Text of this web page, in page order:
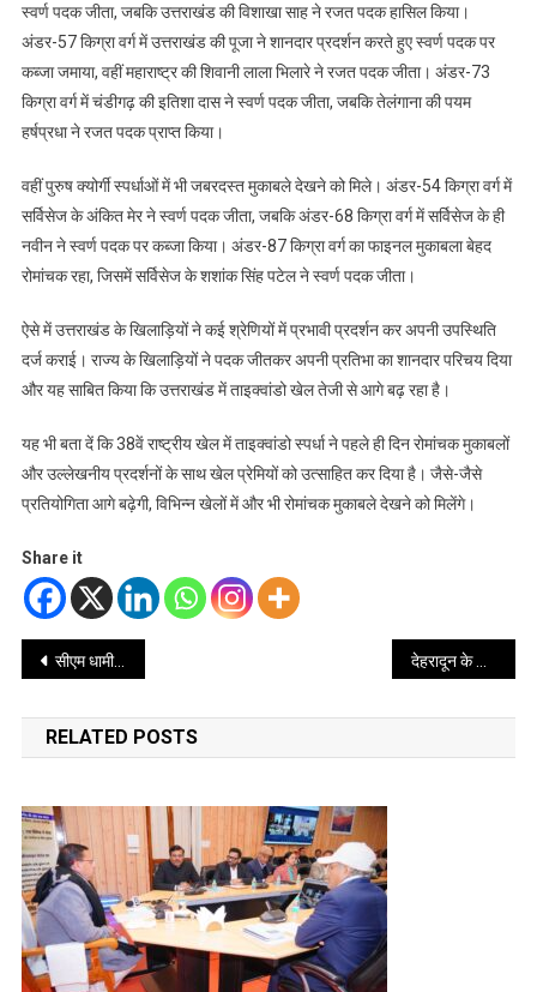
स्वर्ण पदक जीता, जबकि उत्तराखंड की विशाखा साह ने रजत पदक हासिल किया।
अंडर-57 किग्रा वर्ग में उत्तराखंड की पूजा ने शानदार प्रदर्शन करते हुए स्वर्ण पदक पर
कब्जा जमाया, वहीं महाराष्ट्र की शिवानी लाला भिलारे ने रजत पदक जीता। अंडर-73
किग्रा वर्ग में चंडीगढ़ की इतिशा दास ने स्वर्ण पदक जीता, जबकि तेलंगाना की पयम
हर्षप्रधा ने रजत पदक प्राप्त किया।
वहीं पुरुष क्योर्गी स्पर्धाओं में भी जबरदस्त मुकाबले देखने को मिले। अंडर-54 किग्रा वर्ग में
सर्विसेज के अंकित मेर ने स्वर्ण पदक जीता, जबकि अंडर-68 किग्रा वर्ग में सर्विसेज के ही
नवीन ने स्वर्ण पदक पर कब्जा किया। अंडर-87 किग्रा वर्ग का फाइनल मुकाबला बेहद
रोमांचक रहा, जिसमें सर्विसेज के शशांक सिंह पटेल ने स्वर्ण पदक जीता।
ऐसे में उत्तराखंड के खिलाड़ियों ने कई श्रेणियों में प्रभावी प्रदर्शन कर अपनी उपस्थिति
दर्ज कराई। राज्य के खिलाड़ियों ने पदक जीतकर अपनी प्रतिभा का शानदार परिचय दिया
और यह साबित किया कि उत्तराखंड में ताइक्वांडो खेल तेजी से आगे बढ़ रहा है।
यह भी बता दें कि 38वें राष्ट्रीय खेल में ताइक्वांडो स्पर्धा ने पहले ही दिन रोमांचक मुकाबलों
और उल्लेखनीय प्रदर्शनों के साथ खेल प्रेमियों को उत्साहित कर दिया है। जैसे-जैसे
प्रतियोगिता आगे बढ़ेगी, विभिन्न खेलों में और भी रोमांचक मुकाबले देखने को मिलेंगे।
Share it
Post
navigation
सीएम धामी से मिला डॉक्टरों को तोहफा, 60 की जगह 65 वर्ष में होगा रिटायरमेंट
RELATED POSTS